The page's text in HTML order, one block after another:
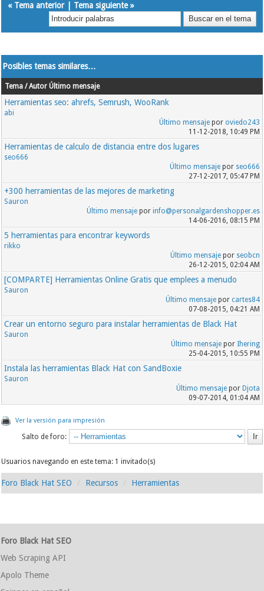
« Tema anterior| Tema siguiente»
Posibles temas similares…
Tema / Autor Último mensaje
Herramientas seo: ahrefs, Semrush, WooRank
abi
Último mensajepor oviedo243
11-12-2018, 10:49 PM
Herramientas de calculo de distancia entre dos lugares
seo666
Último mensajepor seo666
27-12-2017, 05:47 PM
+300 herramientas de las mejores de marketing
Sauron
Último mensajepor info@personalgardenshopper.es
14-06-2016, 08:15 PM
5 herramientas para encontrar keywords
rikko
Último mensajepor seobcn
26-12-2015, 02:04 AM
[COMPARTE] Herramientas Online Gratis que emplees a menudo
Sauron
Último mensajepor cartes84
07-08-2015, 04:21 AM
Crear un entorno seguro para instalar herramientas de Black Hat
Sauron
Último mensajepor Ihering
25-04-2015, 10:55 PM
Instala las herramientas Black Hat con SandBoxie
Sauron
Último mensajepor Djota
09-07-2014, 01:04 AM
Ver la versión para impresión
Salto de foro:
Usuarios navegando en este tema: 1 invitado(s)
Foro Black Hat SEO Recursos Herramientas
Foro Black Hat SEO
Web Scraping API
Apolo Theme